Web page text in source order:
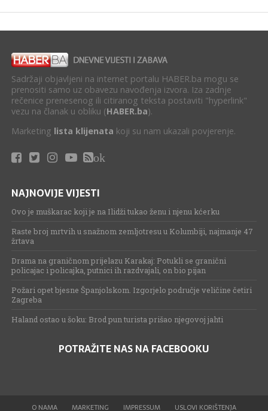
Sadržaji objavljeni na internet portalu HABER.ba mogu se
prenositi samo uz obavezu navođenja izvora. Iza zadnje
rečenice prenesenog ili citiranog teksta postaviti "hyperlink"
vezu na članak u obliku (HABER.ba).
Marketing lista klijenata koji su nam ukazali povjerenje.
ok
NAJNOVIJE VIJESTI
Ovo je muškarac koji je na Ilidži tukao ženu i njenu kćerku
Raste broj mrtvih u snažnom zemljotresu u Kolumbiji, najmanje 47
žrtava
Drama na graničnom prijelazu Karakaj: Potukli se granični
policajac i policajka, putnici ih razdvajali, on bio pijan
Požari opet bjesne Španjolskom. Izgorjelo područje veličine četiri
Zagreba
Haland ostao u šoku: Brod pun turista prišao njegovoj jahti
POTRAŽITE NAS NA FACEBOOKU
O NAMA MARKETING IMPRESSUM USLOVI KORIŠTENJA